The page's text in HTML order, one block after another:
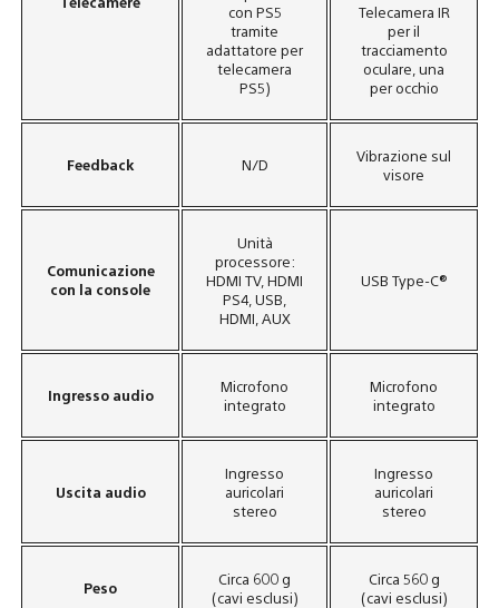
con PS5
tramite
adattatore per
telecamera
PS5)
Telecamera IR
per il
tracciamento
oculare, una
per occhio
Feedback N/D
Vibrazione sul
visore
Comunicazione
con la console
Unità
processore:
HDMI TV, HDMI
PS4, USB,
HDMI, AUX
USB Type-C®
Ingresso audio
Microfono
integrato
Microfono
integrato
Uscita audio
Ingresso
auricolari
stereo
Ingresso
auricolari
stereo
Peso
Circa 600 g
(cavi esclusi)
Circa 560 g
(cavi esclusi)